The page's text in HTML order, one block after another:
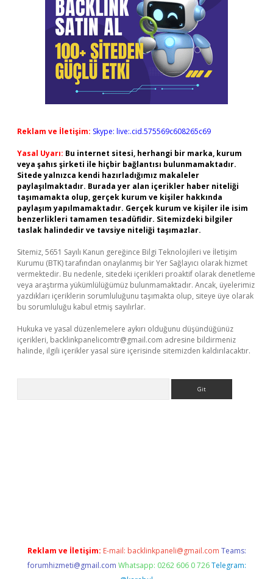
Reklam ve İletişim: Skype: live:.cid.575569c608265c69
Yasal Uyarı: Bu internet sitesi, herhangi bir marka, kurum
veya şahıs şirketi ile hiçbir bağlantısı bulunmamaktadır.
Sitede yalnızca kendi hazırladığımız makaleler
paylaşılmaktadır. Burada yer alan içerikler haber niteliği
taşımamakta olup, gerçek kurum ve kişiler hakkında
paylaşım yapılmamaktadır. Gerçek kurum ve kişiler ile isim
benzerlikleri tamamen tesadüfidir. Sitemizdeki bilgiler
taslak halindedir ve tavsiye niteliği taşımazlar.
Sitemiz, 5651 Sayılı Kanun gereğince Bilgi Teknolojileri ve İletişim
Kurumu (BTK) tarafından onaylanmış bir Yer Sağlayıcı olarak hizmet
vermektedir. Bu nedenle, sitedeki içerikleri proaktif olarak denetleme
veya araştırma yükümlülüğümüz bulunmamaktadır. Ancak, üyelerimiz
yazdıkları içeriklerin sorumluluğunu taşımakta olup, siteye üye olarak
bu sorumluluğu kabul etmiş sayılırlar.
Hukuka ve yasal düzenlemelere aykırı olduğunu düşündüğünüz
içerikleri, backlinkpanelicomtr@gmail.com adresine bildirmeniz
halinde, ilgili içerikler yasal süre içerisinde sitemizden kaldırılacaktır.
Reklam ve İletişim: E-mail: backlinkpaneli@gmail.com Teams:
forumhizmeti@gmail.com Whatsapp: 0262 606 0 726 Telegram: